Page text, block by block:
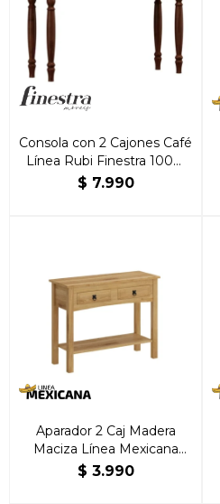
Consola con 2 Cajones Café
Línea Rubi Finestra 100%
Madera Maciza
$ 7.990
Aparador 2 Caj Madera
Maciza Línea Mexicana
Natural
$ 3.990